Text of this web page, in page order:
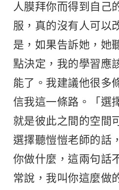
人膜拜你而得到自己
服，真的沒有人可以
是，如果告訴她，她
點決定，我的學習應
能了。我建議他很多
信我這一條路。「選
就是彼此之間的空間
選擇聽愷愷老師的話
你做什麼，這兩句話
常說，我叫你這麼做